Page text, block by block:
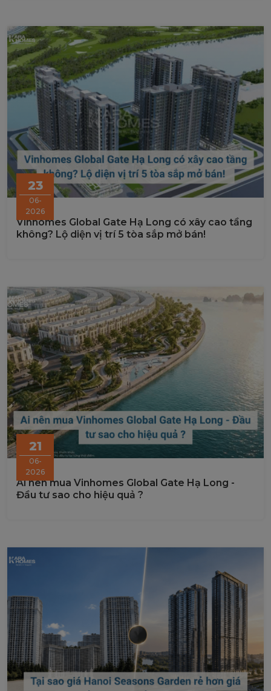
23
06-
2026
Vinhomes Global Gate Hạ Long có xây cao tầng
không? Lộ diện vị trí 5 tòa sắp mở bán!
21
06-
2026
Ai nên mua Vinhomes Global Gate Hạ Long -
Đầu tư sao cho hiệu quả ?